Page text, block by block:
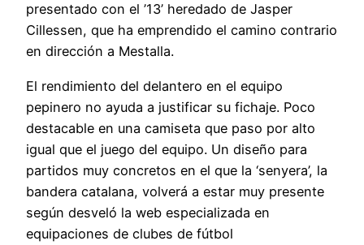
presentado con el ’13’ heredado de Jasper
Cillessen, que ha emprendido el camino contrario
en dirección a Mestalla.
El rendimiento del delantero en el equipo
pepinero no ayuda a justificar su fichaje. Poco
destacable en una camiseta que paso por alto
igual que el juego del equipo. Un diseño para
partidos muy concretos en el que la ‘senyera’, la
bandera catalana, volverá a estar muy presente
según desveló la web especializada en
equipaciones de clubes de fútbol